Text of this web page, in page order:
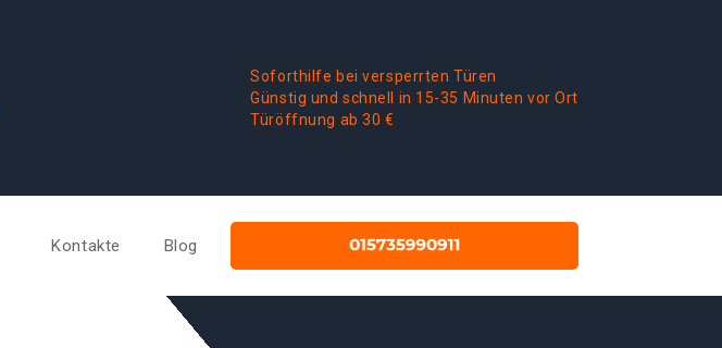
Soforthilfe bei versperrten Türen
Günstig und schnell in 15-35 Minuten vor Ort
Türöffnung ab 30 €
Kontakte Blog